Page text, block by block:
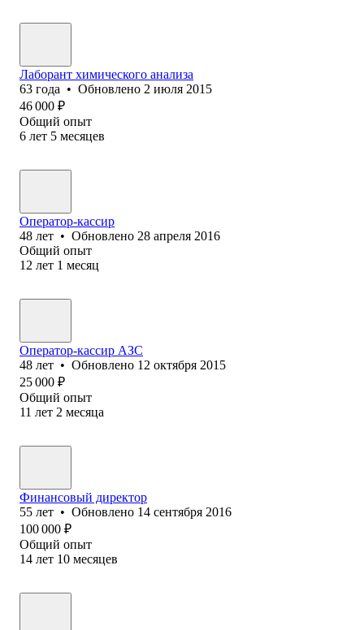
Лаборант химического анализа
63 года • Обновлено 2 июля 2015
46 000 ₽
Общий опыт
6 лет 5 месяцев
Оператор-кассир
48 лет • Обновлено 28 апреля 2016
Общий опыт
12 лет 1 месяц
Оператор-кассир АЗС
48 лет • Обновлено 12 октября 2015
25 000 ₽
Общий опыт
11 лет 2 месяца
Финансовый директор
55 лет • Обновлено 14 сентября 2016
100 000 ₽
Общий опыт
14 лет 10 месяцев